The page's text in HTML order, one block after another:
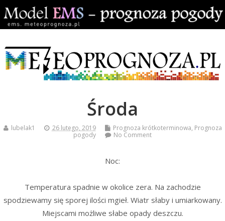
Środa
lubelak1 26 lutego, 2019 Prognoza krótkoterminowa, Prognoza
pogody
No Comment
Noc:
Temperatura spadnie w okolice zera. Na zachodzie
spodziewamy się sporej ilości mgieł. Wiatr słaby i umiarkowany.
Miejscami możliwe słabe opady deszczu.